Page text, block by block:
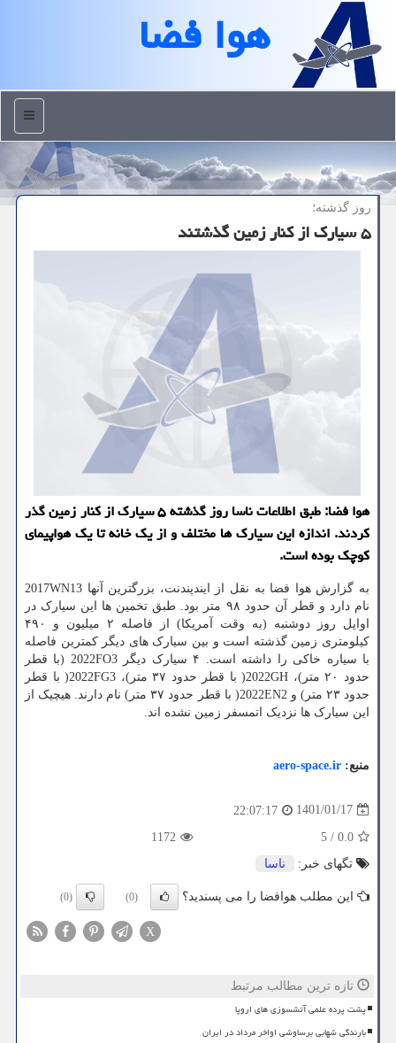
هوا فضا
منو
روز گذشته؛
۵ سیارک از کنار زمین گذشتند
هوا فضا: طبق اطلاعات ناسا روز گذشته ۵ سیارک از کنار زمین گذر
کردند. اندازه این سیارک ها مختلف و از یک خانه تا یک هواپیمای
کوچک بوده است.
به گزارش هوا فضا به نقل از ایندپندنت، بزرگترین آنها 2017WN13
نام دارد و قطر آن حدود ۹۸ متر بود. طبق تخمین ها این سیارک در
اوایل روز دوشنبه (به وقت آمریکا) از فاصله ۲ میلیون و ۴۹۰
کیلومتری زمین گذشته است و بین سیارک های دیگر کمترین فاصله
با سیاره خاکی را داشته است. ۴ سیارک دیگر 2022FO3 (با قطر
حدود ۲۰ متر)، 2022GH( با قطر حدود ۳۷ متر)، 2022FG3( با قطر
حدود ۲۳ متر) و 2022EN2( با قطر حدود ۳۷ متر) نام دارند. هیچیک از
این سیارک ها نزدیک اتمسفر زمین نشده اند.
منبع: aero-space.ir
1401/01/17
22:07:17
0.0
/
5
1172
تگهای خبر:
ناسا
این مطلب هوافضا را می پسندید؟ (0)
(0)
X
تازه ترین مطالب مرتبط
پشت پرده علمی آتشسوزی های اروپا
بارندگی شهابی برساوشی اواخر مرداد در ایران